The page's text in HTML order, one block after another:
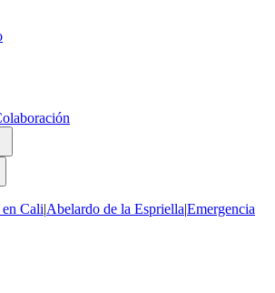
en Cali|Abelardo de la Espriella|Emergencia